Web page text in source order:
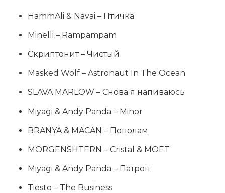
HammAli & Navai – Птичка
Minelli – Rampampam
Скриптонит – Чистый
Masked Wolf – Astronaut In The Ocean
SLAVA MARLOW – Снова я напиваюсь
Miyagi & Andy Panda – Minor
BRANYA & MACAN – Пополам
MORGENSHTERN – Cristal & MOET
Miyagi & Andy Panda – Патрон
Tiesto – The Business